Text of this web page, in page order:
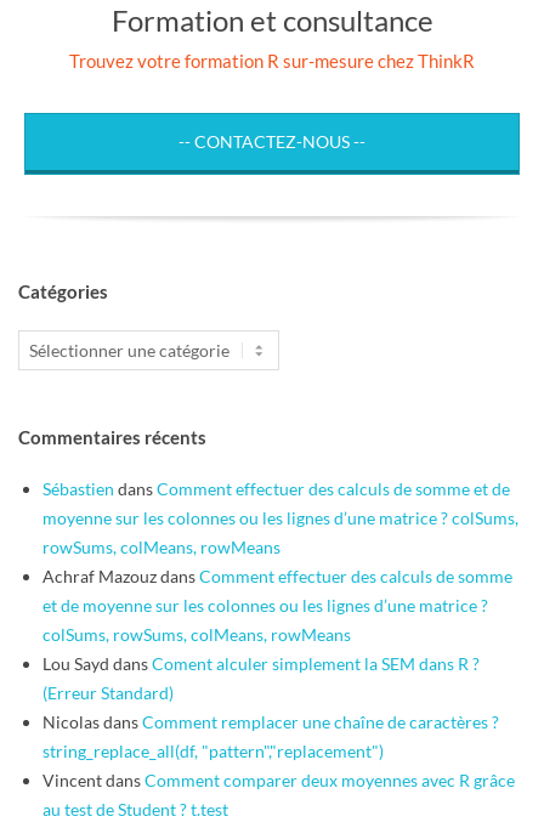
Formation et consultance
Trouvez votre formation R sur-mesure chez ThinkR
-- CONTACTEZ-NOUS --
Catégories
Catégories
Commentaires récents
Sébastien dansComment effectuer des calculs de somme et de
moyenne sur les colonnes ou les lignes d’une matrice ? colSums,
rowSums, colMeans, rowMeans
Achraf MazouzdansComment effectuer des calculs de somme
et de moyenne sur les colonnes ou les lignes d’une matrice ?
colSums, rowSums, colMeans, rowMeans
Lou Sayd dansComent alculer simplement la SEM dans R ?
(Erreur Standard)
NicolasdansComment remplacer une chaîne de caractères ?
string_replace_all(df, "pattern","replacement")
VincentdansComment comparer deux moyennes avec R grâce
au test de Student ? t.test